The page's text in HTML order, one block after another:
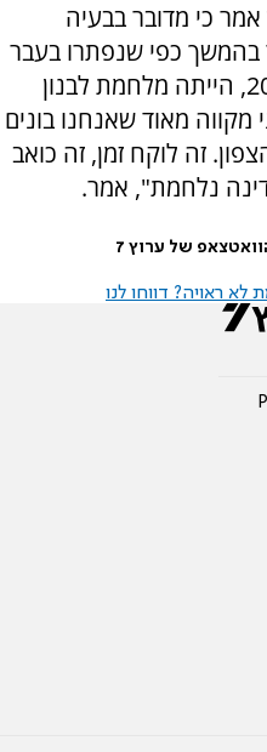
כי מדובר בבעיה
כפי שנפתרו בעבר
איומים אחרים. "מאז שנת 2000, הייתה מלחמת לבנון
מקווה מאוד שאנחנו בונים
זה לוקח זמן, זה כואב
נלחמת", אמר.
של ערוץ 7
ראויה? דווחו לנו